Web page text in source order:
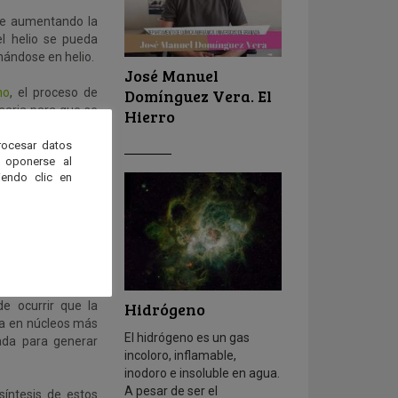
aumentando la
helio se pueda
en helio.
, el proceso de
para que se
proceso solo
detiene antes.
ocurrir que la
en núcleos más
para generar
de estos
José Manuel
Domínguez Vera. El
Hierro
Hidrógeno
El hidrógeno es un gas
incoloro, inflamable,
inodoro e insoluble en agua.
A pesar de ser el
datos
al
clic en